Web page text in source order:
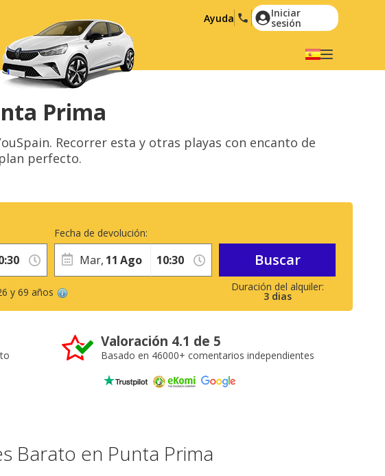
Ayuda Iniciar
sesión
Italiano
Nederlands
Русский
Hrvatski
العربية
Prima
Recorrer esta y otras playas con encanto de
perfecto.
3 dias
Fecha de devolución:
Mar, 11 Ago
y 69 años
Buscar
Valoración 4.1 de 5
Basado en 46000+ comentarios independientes
Barato en Punta Prima